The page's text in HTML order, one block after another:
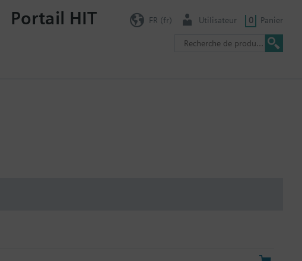
Portail HIT FR (fr) Utilisateur 0 Panier